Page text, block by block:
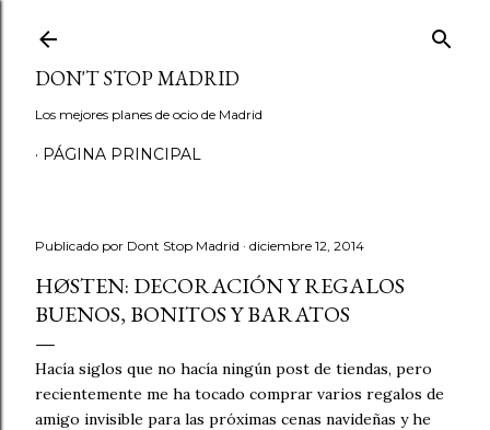
DON'T STOP MADRID
Los mejores planes de ocio de Madrid
PÁGINA PRINCIPAL
Publicado por Dont Stop Madrid diciembre 12, 2014
HØSTEN: DECORACIÓN Y REGALOS
BUENOS, BONITOS Y BARATOS
Hacía siglos que no hacía ningún post de tiendas, pero
recientemente me ha tocado comprar varios regalos de
amigo invisible para las próximas cenas navideñas y he